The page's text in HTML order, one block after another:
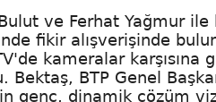
ve Ferhat Yağmur
fikir alışverişinde
kameralar
Bektaş, BTP Genel
genç, dinamik çözüm